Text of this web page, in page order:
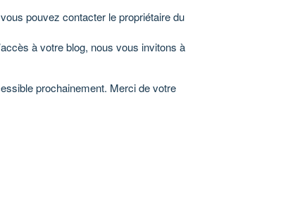
pouvez contacter le propriétaire du
à votre blog, nous vous invitons à
prochainement. Merci de votre